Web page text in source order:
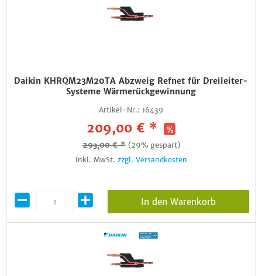
Daikin KHRQM23M20TA Abzweig Refnet für Dreileiter-
Systeme Wärmerückgewinnung
Artikel-Nr.: 16439
209,00 € *
293,00 € * (29% gespart)
inkl. MwSt. zzgl. Versandkosten
In den Warenkorb